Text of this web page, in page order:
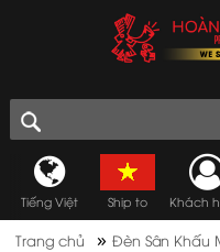
Tiếng Việt Ship to Khách
Trang chủ »Đèn Sân Khấu